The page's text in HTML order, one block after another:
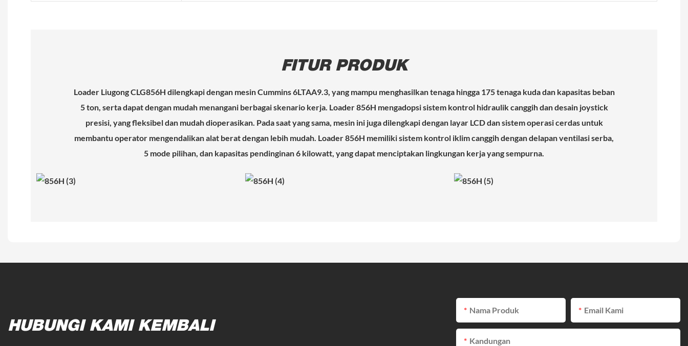
FITUR PRODUK
Loader Liugong CLG856H dilengkapi dengan mesin Cummins 6LTAA9.3, yang mampu menghasilkan tenaga hingga 175 tenaga kuda dan kapasitas beban
5 ton, serta dapat dengan mudah menangani berbagai skenario kerja. Loader 856H mengadopsi sistem kontrol hidraulik canggih dan desain joystick
presisi, yang fleksibel dan mudah dioperasikan. Pada saat yang sama, mesin ini juga dilengkapi dengan layar LCD dan sistem operasi cerdas untuk
membantu operator mengendalikan alat berat dengan lebih mudah. Loader 856H memiliki sistem kontrol iklim canggih dengan delapan ventilasi serba,
5 mode pilihan, dan kapasitas pendinginan 6 kilowatt, yang dapat menciptakan lingkungan kerja yang sempurna.
HUBUNGI KAMI KEMBALI
Nama Produk Email Kami
Kandungan